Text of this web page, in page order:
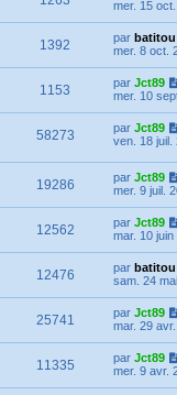
mer. 15
1392 par batitou
mer. 8 oct.
1153 par Jct89
mer. 10
58273 par Jct89
ven. 18 juil.
19286 par Jct89
mer. 9 juil.
12562 par Jct89
mar. 10
12476 par batitou
sam. 24
25741 par Jct89
mar. 29
11335 par Jct89
mer. 9 avr.